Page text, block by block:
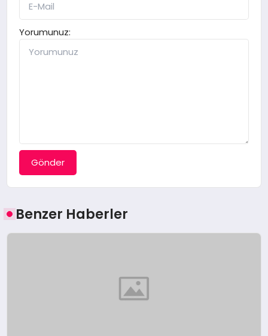
Yorumunuz:
Gönder
Benzer Haberler